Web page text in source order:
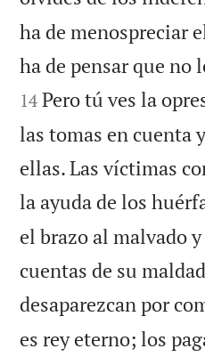
ha de menospreciar
ha de pensar que no
14 Pero tú ves la
las tomas en cuenta
ellas. Las víctimas
la ayuda de los
el brazo al malvado
cuentas de su
desaparezcan por
es rey eterno; los